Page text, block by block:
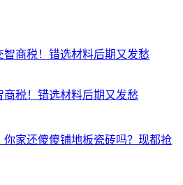
税！错选材料后期又发愁